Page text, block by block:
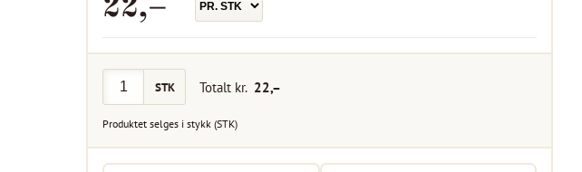
22,–
STK Totalt kr. 22,–
Produktet selges istykk (STK)